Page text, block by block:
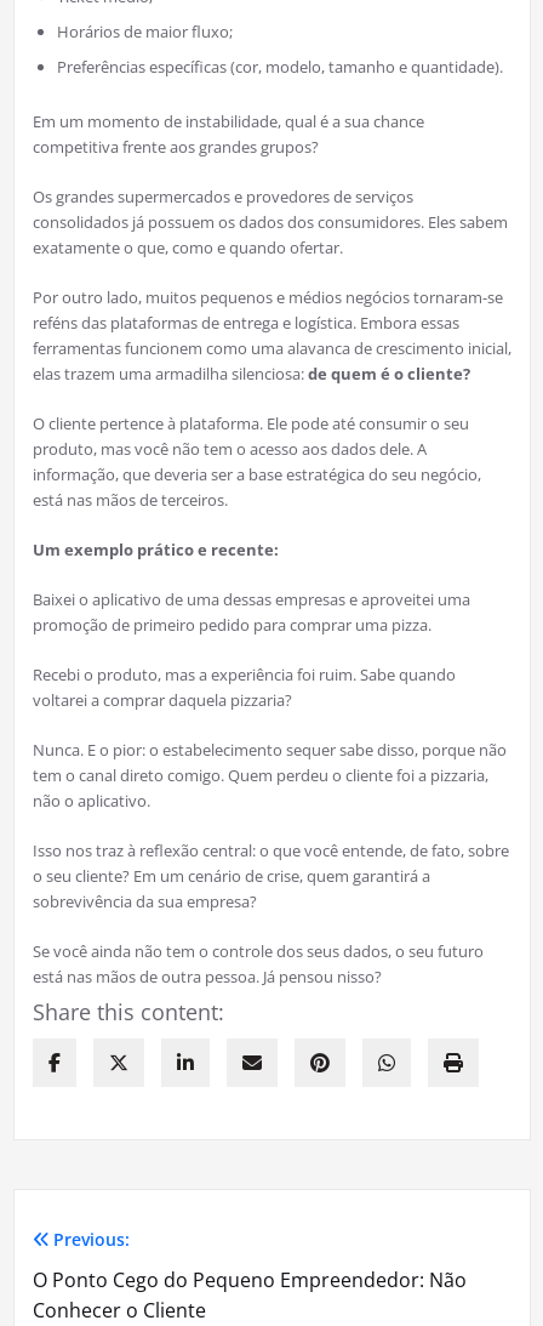
Horários de maior fluxo;
Preferências específicas (cor, modelo, tamanho e quantidade).
Em um momento de instabilidade, qual é a sua chance
competitiva frente aos grandes grupos?
Os grandes supermercados e provedores de serviços
consolidados já possuem os dados dos consumidores. Eles sabem
exatamente o que, como e quando ofertar.
Por outro lado, muitos pequenos e médios negócios tornaram-se
reféns das plataformas de entrega e logística. Embora essas
ferramentas funcionem como uma alavanca de crescimento inicial,
elas trazem uma armadilha silenciosa:de quem é o cliente?
O cliente pertence à plataforma. Ele pode até consumir o seu
produto, mas você não tem o acesso aos dados dele. A
informação, que deveria ser a base estratégica do seu negócio,
está nas mãos de terceiros.
Um exemplo prático e recente:
Baixei o aplicativo de uma dessas empresas e aproveitei uma
promoção de primeiro pedido para comprar uma pizza.
Recebi o produto, mas a experiência foi ruim. Sabe quando
voltarei a comprar daquela pizzaria?
Nunca. E o pior: o estabelecimento sequer sabe disso, porque não
tem o canal direto comigo. Quem perdeu o cliente foi a pizzaria,
não o aplicativo.
Isso nos traz à reflexão central: o que você entende, de fato, sobre
o seu cliente? Em um cenário de crise, quem garantirá a
sobrevivência da sua empresa?
Se você ainda não tem o controle dos seus dados, o seu futuro
está nas mãos de outra pessoa. Já pensou nisso?
Share this content:
Navegação
de
Previous:
O Ponto Cego do Pequeno Empreendedor: Não
Conhecer o Cliente